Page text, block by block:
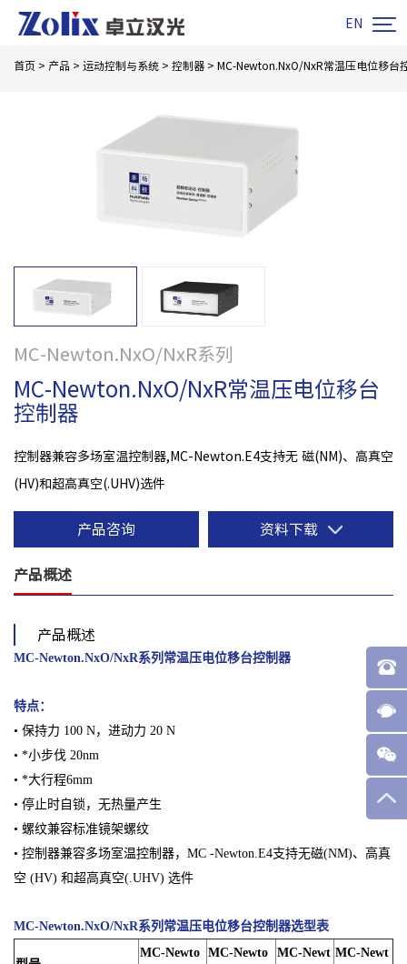
EN 
首页 > 产品 > 运动控制与系统 > 控制器 > MC-Newton.NxO/NxR常温压电位移台
MC-Newton.NxO/NxR系列
MC-Newton.NxO/NxR常温压电位移台
控制器
控制器兼容多场室温控制器,MC-Newton.E4支持无 磁(NM)、高真空
(HV)和超高真空(.UHV)选件
产品咨询 资料下载
产品概述
产品概述
MC-Newton.NxO/NxR系列常温压电位移台控制器
特点：
• 保持力 100 N，进动力 20 N
• *小步伐 20nm
• *大行程6mm
• 停止时自锁，无热量产生
• 螺纹兼容标准镜架螺纹
• 控制器兼容多场室温控制器，MC -Newton.E4支持无磁(NM)、高真
空 (HV) 和超高真空(.UHV) 选件
MC-Newton.NxO/NxR系列常温压电位移台控制器选型表
MC-Newto MC-Newto
MC-Newt MC-Newt